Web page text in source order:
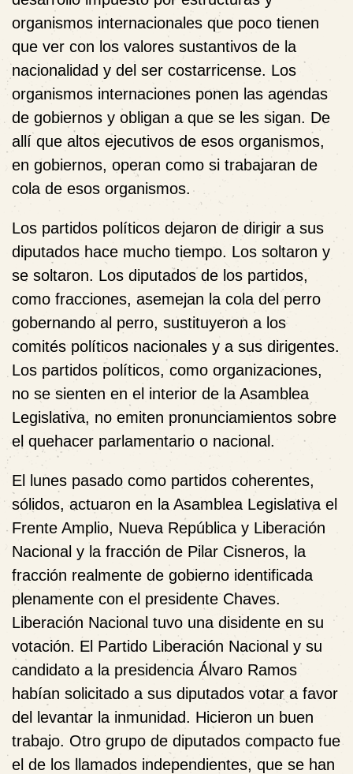
organismos internacionales que poco tienen
que ver con los valores sustantivos de la
nacionalidad y del ser costarricense. Los
organismos internaciones ponen las agendas
de gobiernos y obligan a que se les sigan. De
allí que altos ejecutivos de esos organismos,
en gobiernos, operan como si trabajaran de
cola de esos organismos.
Los partidos políticos dejaron de dirigir a sus
diputados hace mucho tiempo. Los soltaron y
se soltaron. Los diputados de los partidos,
como fracciones, asemejan la cola del perro
gobernando al perro, sustituyeron a los
comités políticos nacionales y a sus dirigentes.
Los partidos políticos, como organizaciones,
no se sienten en el interior de la Asamblea
Legislativa, no emiten pronunciamientos sobre
el quehacer parlamentario o nacional.
El lunes pasado como partidos coherentes,
sólidos, actuaron en la Asamblea Legislativa el
Frente Amplio, Nueva República y Liberación
Nacional y la fracción de Pilar Cisneros, la
fracción realmente de gobierno identificada
plenamente con el presidente Chaves.
Liberación Nacional tuvo una disidente en su
votación. El Partido Liberación Nacional y su
candidato a la presidencia Álvaro Ramos
habían solicitado a sus diputados votar a favor
del levantar la inmunidad. Hicieron un buen
trabajo. Otro grupo de diputados compacto fue
el de los llamados independientes, que se han